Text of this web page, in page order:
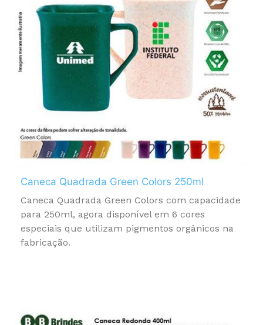
Caneca Quadrada Green Colors 250ml
Caneca Quadrada Green Colors com capacidade
para 250ml, agora disponível em 6 cores
especiais que utilizam pigmentos orgânicos na
fabricação.